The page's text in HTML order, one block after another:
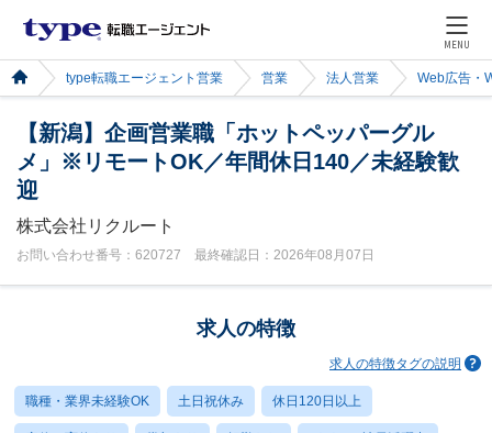
MENU
type転職エージェント営業 営業 法人営業 Web広告・
【新潟】企画営業職「ホットペッパーグル
メ」※リモートOK／年間休日140／未経験歓
迎
株式会社リクルート
お問い合わせ番号：620727 最終確認日：2026年08月07日
求人の特徴
求人の特徴タグの説明
職種・業界未経験OK 土日祝休み 休日120日以上